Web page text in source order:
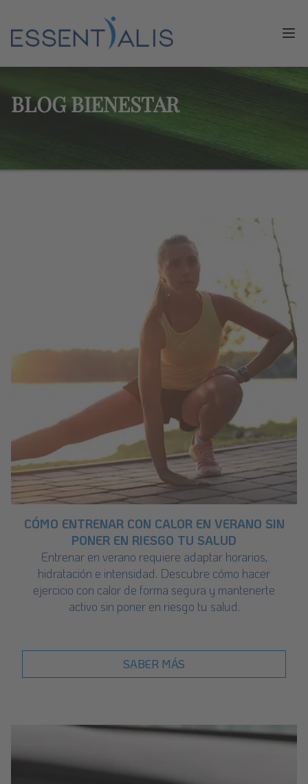
BLOG BIENESTAR
CÓMO ENTRENAR CON CALOR EN VERANO SIN
PONER EN RIESGO TU SALUD
Entrenar en verano requiere adaptar horarios,
hidratación e intensidad. Descubre cómo hacer
ejercicio con calor de forma segura y mantenerte
activo sin poner en riesgo tu salud.
SABER MÁS